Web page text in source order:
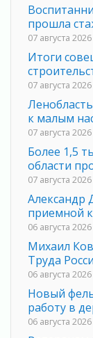
прошла
07 августа 2026
Итоги
07 августа 2026
к малым
07 августа 2026
Более 1,5
области
07 августа 2026
Александр
приемной
06 августа 2026
Михаил
Труда
06 августа 2026
Новый
работу в
06 августа 2026